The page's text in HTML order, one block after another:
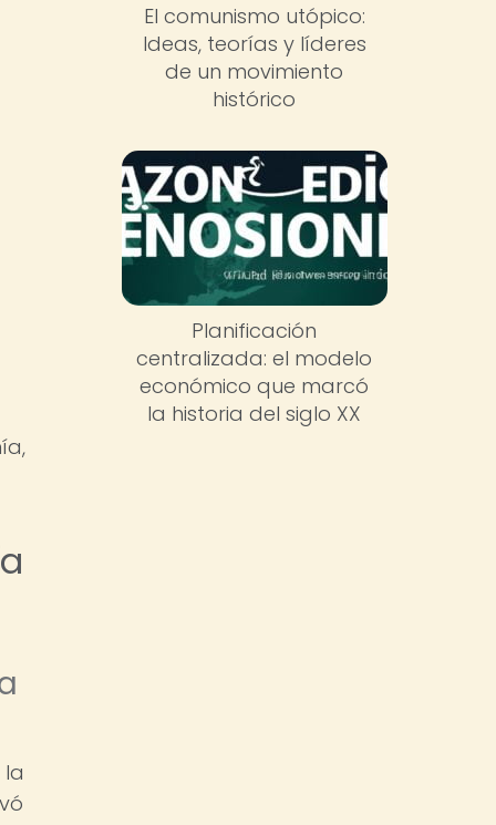
El comunismo utópico:
Ideas, teorías y líderes
de un movimiento
histórico
Planificación
centralizada: el modelo
económico que marcó
la historia del siglo XX